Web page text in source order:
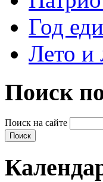
Год
Лето и
Поиск
Поиск на сайте